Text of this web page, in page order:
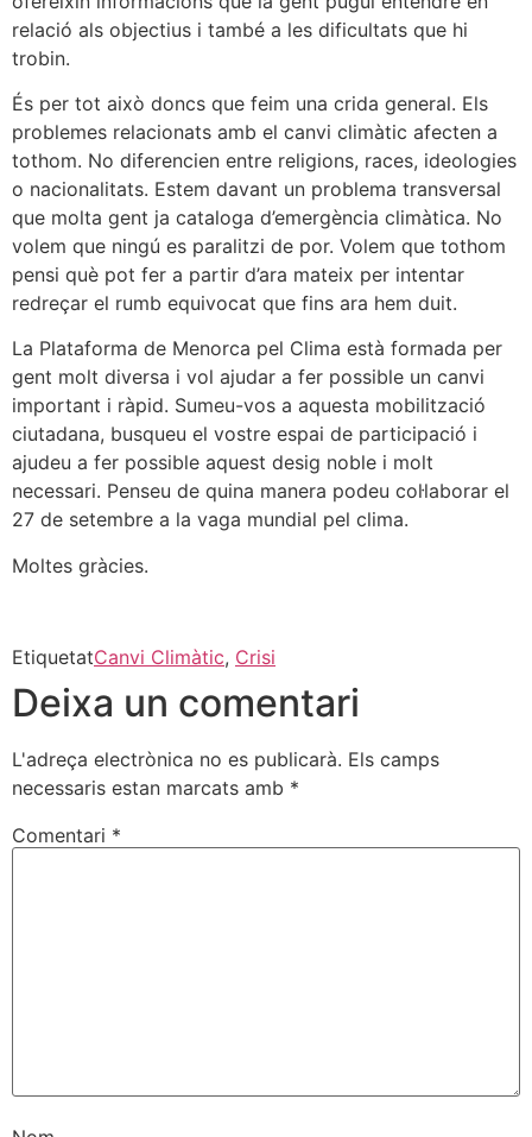
relació als objectius i també a les dificultats que hi
trobin.
És per tot això doncs que feim una crida general. Els
problemes relacionats amb el canvi climàtic afecten a
tothom. No diferencien entre religions, races, ideologies
o nacionalitats. Estem davant un problema transversal
que molta gent ja cataloga d’emergència climàtica. No
volem que ningú es paralitzi de por. Volem que tothom
pensi què pot fer a partir d’ara mateix per intentar
redreçar el rumb equivocat que fins ara hem duit.
La Plataforma de Menorca pel Clima està formada per
gent molt diversa i vol ajudar a fer possible un canvi
important i ràpid. Sumeu-vos a aquesta mobilització
ciutadana, busqueu el vostre espai de participació i
ajudeu a fer possible aquest desig noble i molt
necessari. Penseu de quina manera podeu col·laborar el
27 de setembre a la vaga mundial pel clima.
Moltes gràcies.
EtiquetatCanvi Climàtic, Crisi
Deixa un comentari
L'adreça electrònica no es publicarà. Els camps
necessaris estan marcats amb *
Comentari *